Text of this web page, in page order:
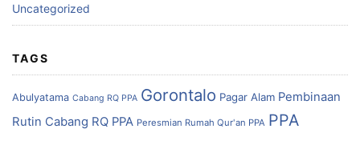
Uncategorized
TAGS
Abulyatama Cabang RQ PPA Gorontalo Pagar Alam Pembinaan
Rutin Cabang RQ PPA Peresmian Rumah Qur'an PPA PPA